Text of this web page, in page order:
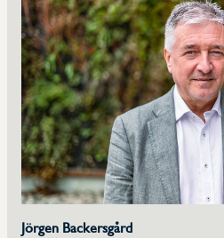
Jörgen Backersgård